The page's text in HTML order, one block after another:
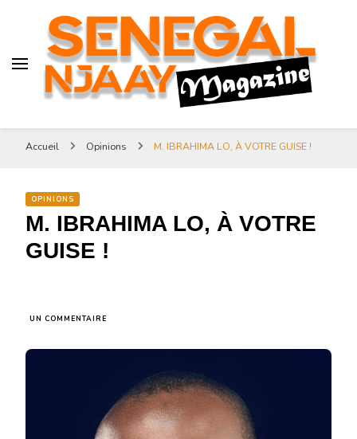
Senegal-njaay.com littérature
Africaine littérature sénégalaise
Art et Culture
Magazine Sénégal Njaay –
Senegal-njaay.com littérature
sénégalaise Art et Culture
revue littéraire africaine
Accueil Opinions M. IBRAHIMA LO, À VOTRE GUISE !
OPINIONS
M. IBRAHIMA LO, À VOTRE
GUISE !
UN COMMENTAIRE
GUISE